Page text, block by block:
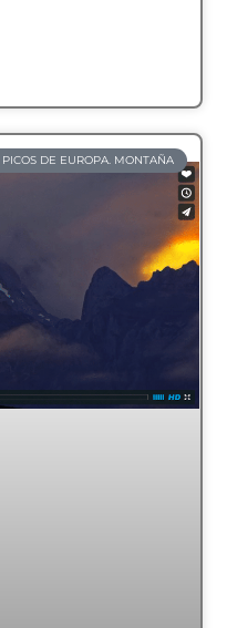
PICOS DE EUROPA. MONTAÑA